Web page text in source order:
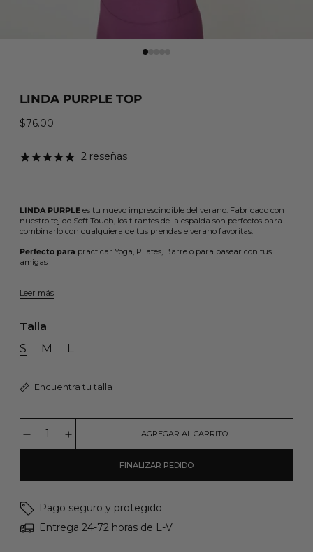
LINDA PURPLE TOP
Precio habitual
$76.00
2 reseñas
LINDA PURPLE es tu nuevo imprescindible del verano. Fabricado con
nuestro tejido Soft Touch, los tirantes de la espalda son perfectos para
combinarlo con cualquiera de tus prendas e verano favoritas.
Perfecto para practicar Yoga, Pilates, Barre o para pasear con tus
amigas
…
Leer más
Talla
S M L
Encuentra tu talla
AGREGAR AL CARRITO
FINALIZAR PEDIDO
Pago seguro y protegido
Entrega 24-72 horas de L-V